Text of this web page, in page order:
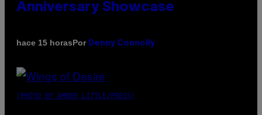
Anniversary Showcase
hace 15 horasPor Denny Connolly
(PHOTO BY AMBER LITTLE/PRESS)